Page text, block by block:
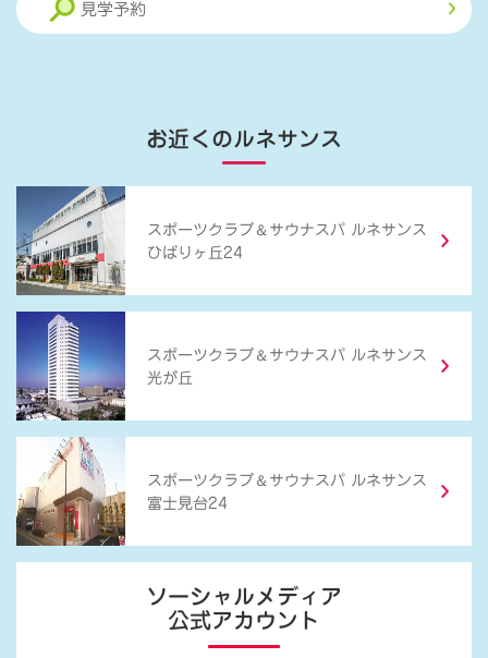
見学予約
お近くのルネサンス
スポーツクラブ ＆ サウナスパ ルネサンス
ひばりヶ丘24
スポーツクラブ ＆ サウナスパ ルネサンス
光が丘
スポーツクラブ ＆ サウナスパ ルネサンス
富士見台24
ソーシャルメディア
公式アカウント